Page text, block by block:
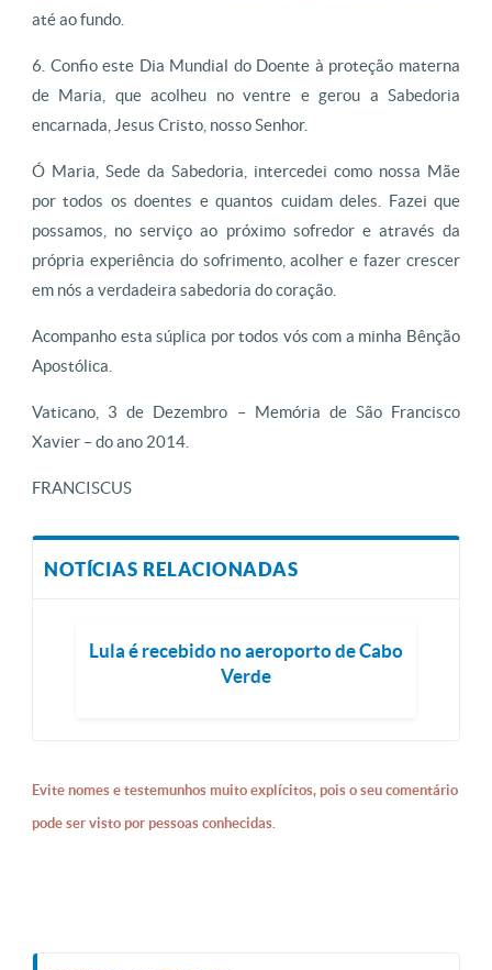
até ao fundo.
6. Confio este Dia Mundial do Doente à proteção materna
de Maria, que acolheu no ventre e gerou a Sabedoria
encarnada, Jesus Cristo, nosso Senhor.
Ó Maria, Sede da Sabedoria, intercedei como nossa Mãe
por todos os doentes e quantos cuidam deles. Fazei que
possamos, no serviço ao próximo sofredor e através da
própria experiência do sofrimento, acolher e fazer crescer
em nós a verdadeira sabedoria do coração.
Acompanho esta súplica por todos vós com a minha Bênção
Apostólica.
Vaticano, 3 de Dezembro – Memória de São Francisco
Xavier – do ano 2014.
FRANCISCUS
NOTÍCIAS RELACIONADAS
Lula é recebido no aeroporto de Cabo
Verde
Evite nomes e testemunhos muito explícitos, pois o seu comentário
pode ser visto por pessoas conhecidas.